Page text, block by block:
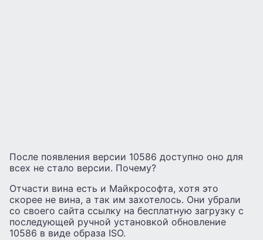
После появления версии 10586 доступно оно для
всех не стало версии. Почему?
Отчасти вина есть и Майкрософта, хотя это
скорее не вина, а так им захотелось. Они убрали
со своего сайта ссылку на бесплатную загрузку с
последующей ручной установкой обновление
10586 в виде образа ISO.